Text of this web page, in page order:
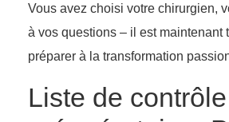
Vous avez choisi votre chirurgien,
à vos questions – il est maintenant
préparer à la transformation
Liste de contrôle